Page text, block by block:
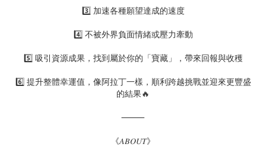
3️⃣ 加速各種願望達成的速度
4️⃣ 不被外界負面情緒或壓力牽動
5️⃣ 吸引資源成果，找到屬於你的「寶藏」，帶來回報與收穫
6️⃣ 提升整體幸運值，像阿拉丁一樣，順利跨越挑戰並迎來更豐盛
的結果🔥
⸻
《𝐴𝐵𝑂𝑈𝑇》